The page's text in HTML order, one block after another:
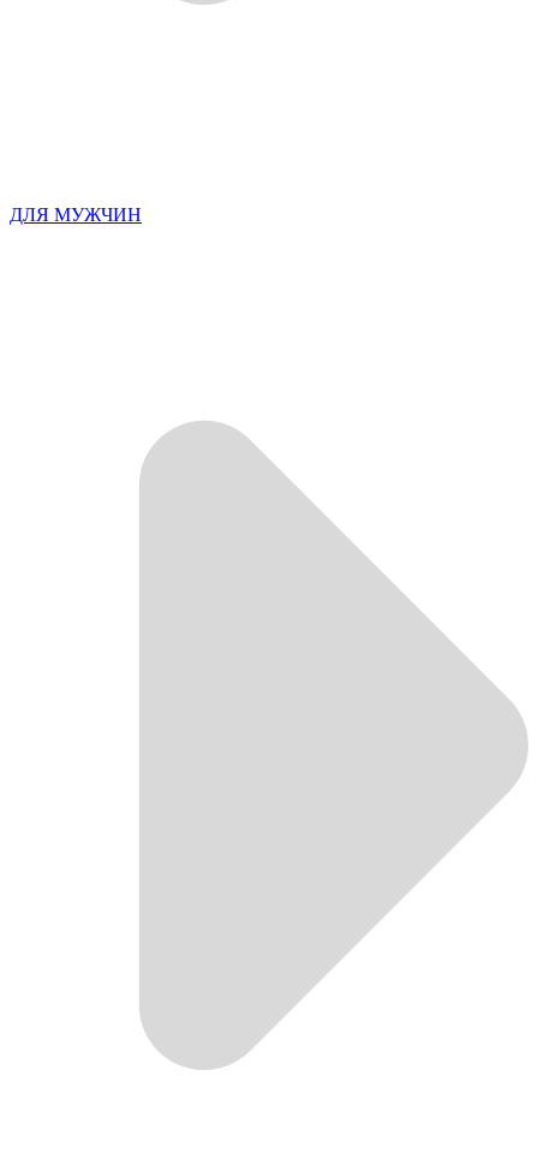
ДЛЯ МУЖЧИН